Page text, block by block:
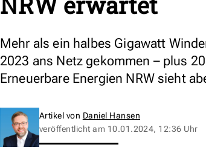
Mehr als ein halbes Gigawatt
2023 ans Netz gekommen – plus
Erneuerbare Energien NRW sieht
Artikel von Daniel Hansen
veröffentlicht am 10.01.2024, 12:36 Uhr